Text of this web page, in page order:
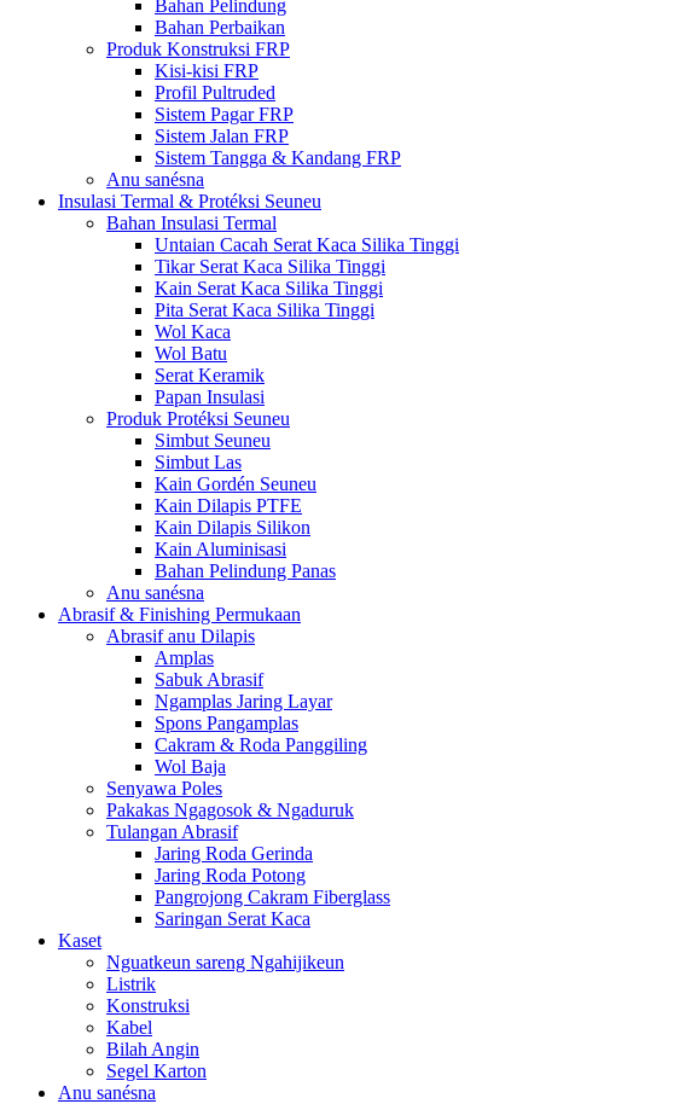
Bahan Pelindung
Bahan Perbaikan
Produk Konstruksi FRP
Kisi-kisi FRP
Profil Pultruded
Sistem Pagar FRP
Sistem Jalan FRP
Sistem Tangga & Kandang FRP
Anu sanésna
Insulasi Termal & Protéksi Seuneu
Bahan Insulasi Termal
Untaian Cacah Serat Kaca Silika Tinggi
Tikar Serat Kaca Silika Tinggi
Kain Serat Kaca Silika Tinggi
Pita Serat Kaca Silika Tinggi
Wol Kaca
Wol Batu
Serat Keramik
Papan Insulasi
Produk Protéksi Seuneu
Simbut Seuneu
Simbut Las
Kain Gordén Seuneu
Kain Dilapis PTFE
Kain Dilapis Silikon
Kain Aluminisasi
Bahan Pelindung Panas
Anu sanésna
Abrasif & Finishing Permukaan
Abrasif anu Dilapis
Amplas
Sabuk Abrasif
Ngamplas Jaring Layar
Spons Pangamplas
Cakram & Roda Panggiling
Wol Baja
Senyawa Poles
Pakakas Ngagosok & Ngaduruk
Tulangan Abrasif
Jaring Roda Gerinda
Jaring Roda Potong
Pangrojong Cakram Fiberglass
Saringan Serat Kaca
Kaset
Nguatkeun sareng Ngahijikeun
Listrik
Konstruksi
Kabel
Bilah Angin
Segel Karton
Anu sanésna